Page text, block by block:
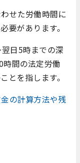
せた労働時間に
要があります。
日5時までの深
間の法定労働
とを指します。
の計算方法や残